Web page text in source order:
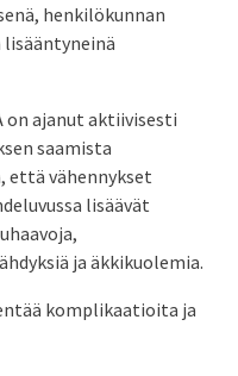
henkilökunnan
ajanut aktiivisesti
saamista
että vähennykset
lisäävät
ja äkkikuolemia.
komplikaatioita ja